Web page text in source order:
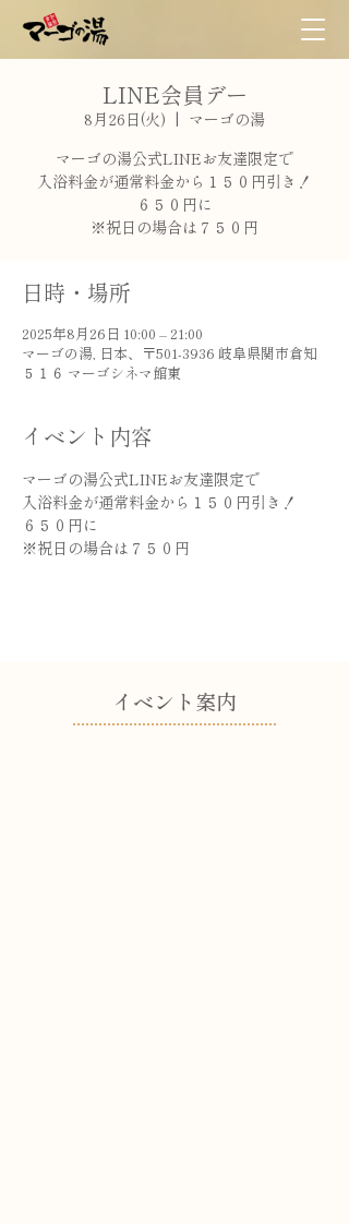
LINE会員デー
8月26日(火)
  |
マーゴの湯
マーゴの湯公式LINEお友達限定で
入浴料金が通常料金から１５０円引き！
６５０円に
※祝日の場合は７５０円
日時・場所
2025年8月26日 10:00 – 21:00
マーゴの湯, 日本、〒501-3936 岐阜県関市倉知
５１６ マーゴシネマ館東
イベント内容
マーゴの湯公式LINEお友達限定で
入浴料金が通常料金から１５０円引き！
６５０円に
※祝日の場合は７５０円
​イベント案内